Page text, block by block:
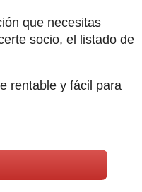
que necesitas
socio, el listado de
rentable y fácil para